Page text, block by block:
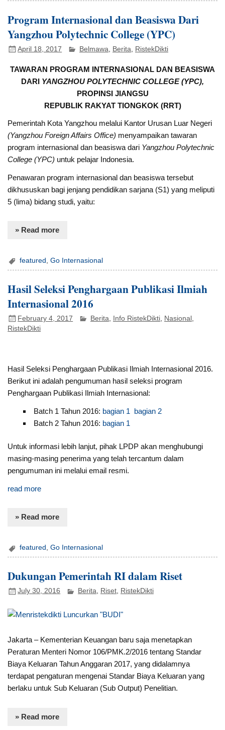
Program Internasional dan Beasiswa Dari
Yangzhou Polytechnic College (YPC)
April 18, 2017 Belmawa, Berita, RistekDikti
TAWARAN PROGRAM INTERNASIONAL DAN BEASISWA
DARI YANGZHOU POLYTECHNIC COLLEGE (YPC),
PROPINSI JIANGSU
REPUBLIK RAKYAT TIONGKOK (RRT)
Pemerintah Kota Yangzhou melalui Kantor Urusan Luar Negeri
(Yangzhou Foreign Affairs Office) menyampaikan tawaran
program internasional dan beasiswa dari Yangzhou Polytechnic
College (YPC) untuk pelajar Indonesia.
Penawaran program internasional dan beasiswa tersebut
dikhususkan bagi jenjang pendidikan sarjana (S1) yang meliputi
5 (lima) bidang studi, yaitu:
» Read more
featured ,Go Internasional
Hasil Seleksi Penghargaan Publikasi Ilmiah
Internasional 2016
February 4, 2017 Berita Info RistekDikti Nasional
RistekDikti
Hasil Seleksi Penghargaan Publikasi Ilmiah Internasional 2016.
Berikut ini adalah pengumuman hasil seleksi program
Penghargaan Publikasi Ilmiah Internasional:
Batch 1 Tahun 2016: bagian 1 bagian 2
Batch 2 Tahun 2016: bagian 1
Untuk informasi lebih lanjut, pihak LPDP akan menghubungi
masing-masing penerima yang telah tercantum dalam
pengumuman ini melalui email resmi.
read more
» Read more
featured ,Go Internasional
Dukungan Pemerintah RI dalam Riset
July 30, 2016 Berita, Riset, RistekDikti
Jakarta – Kementerian Keuangan baru saja menetapkan
Peraturan Menteri Nomor 106/PMK.2/2016 tentang Standar
Biaya Keluaran Tahun Anggaran 2017, yang didalamnya
terdapat pengaturan mengenai Standar Biaya Keluaran yang
berlaku untuk Sub Keluaran (Sub Output) Penelitian.
» Read more